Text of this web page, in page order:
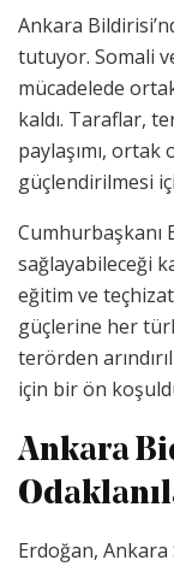
Ankara
tutuyor. Somali
mücadelede
kaldı. Taraflar,
paylaşımı, ortak
güçlendirilmesi
Cumhurbaşkanı
sağlayabileceği
eğitim ve
güçlerine her
terörden
için bir ön
Ankara
Erdoğan, Ankara